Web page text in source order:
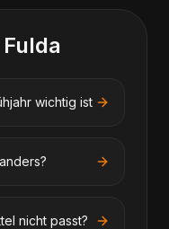
Fulda
wichtig ist
nicht passt?